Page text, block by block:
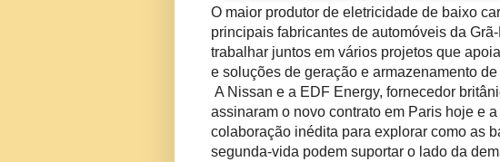
O maior produtor de eletricidade de baixo
principais fabricantes de automóveis da
trabalhar juntos em vários projetos que
e soluções de geração e armazenamento
A Nissan e a EDF Energy, fornecedor
assinaram o novo contrato em Paris hoje e
colaboração inédita para explorar como as
segunda-vida podem suportar o lado da